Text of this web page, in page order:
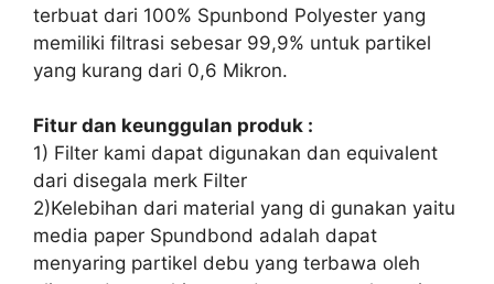
terbuat dari 100% Spunbond Polyester yang
memiliki filtrasi sebesar 99,9% untuk partikel
yang kurang dari 0,6 Mikron.
Fitur dan keunggulan produk :
1) Filter kami dapat digunakan dan equivalent
dari disegala merk Filter
2)Kelebihan dari material yang di gunakan yaitu
media paper Spundbond adalah dapat
menyaring partikel debu yang terbawa oleh